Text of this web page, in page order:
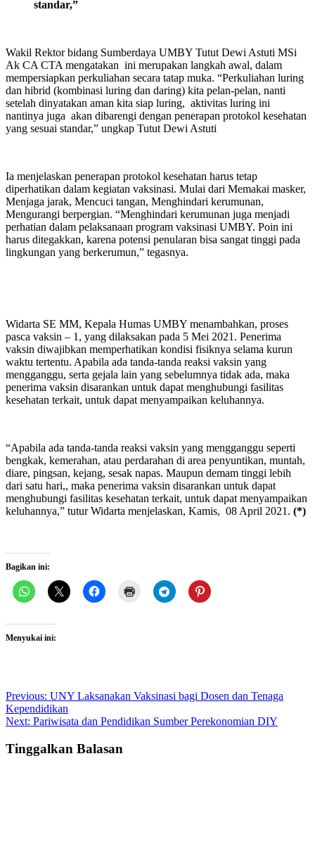
standar,”
Wakil Rektor bidang Sumberdaya UMBY Tutut Dewi Astuti MSi
Ak CA CTA mengatakan ini merupakan langkah awal, dalam
mempersiapkan perkuliahan secara tatap muka. “Perkuliahan luring
dan hibrid (kombinasi luring dan daring) kita pelan-pelan, nanti
setelah dinyatakan aman kita siap luring, aktivitas luring ini
nantinya juga akan dibarengi dengan penerapan protokol kesehatan
yang sesuai standar,” ungkap Tutut Dewi Astuti
Ia menjelaskan penerapan protokol kesehatan harus tetap
diperhatikan dalam kegiatan vaksinasi. Mulai dari Memakai masker,
Menjaga jarak, Mencuci tangan, Menghindari kerumunan,
Mengurangi berpergian. “Menghindari kerumunan juga menjadi
perhatian dalam pelaksanaan program vaksinasi UMBY. Poin ini
harus ditegakkan, karena potensi penularan bisa sangat tinggi pada
lingkungan yang berkerumun,” tegasnya.
Widarta SE MM, Kepala Humas UMBY menambahkan, proses
pasca vaksin – 1, yang dilaksakan pada 5 Mei 2021. Penerima
vaksin diwajibkan memperhatikan kondisi fisiknya selama kurun
waktu tertentu. Apabila ada tanda-tanda reaksi vaksin yang
mengganggu, serta gejala lain yang sebelumnya tidak ada, maka
penerima vaksin disarankan untuk dapat menghubungi fasilitas
kesehatan terkait, untuk dapat menyampaikan keluhannya.
“Apabila ada tanda-tanda reaksi vaksin yang mengganggu seperti
bengkak, kemerahan, atau perdarahan di area penyuntikan, muntah,
diare, pingsan, kejang, sesak napas. Maupun demam tinggi lebih
dari satu hari,, maka penerima vaksin disarankan untuk dapat
menghubungi fasilitas kesehatan terkait, untuk dapat menyampaikan
keluhannya,” tutur Widarta menjelaskan, Kamis, 08 April 2021. (*)
Bagikan ini:
Menyukai ini:
Post
navigation
Previous: UNY Laksanakan Vaksinasi bagi Dosen dan Tenaga
Kependidikan
Next: Pariwisata dan Pendidikan Sumber Perekonomian DIY
Tinggalkan Balasan